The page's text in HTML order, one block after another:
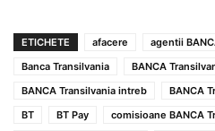
ETICHETE afacere
agentii
Banca Transilvania
BANCA
BANCA Transilvania intreb
BANCA
BT
BT Pay
comisioane BANCA